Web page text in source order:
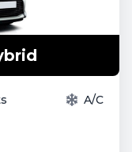
A/C